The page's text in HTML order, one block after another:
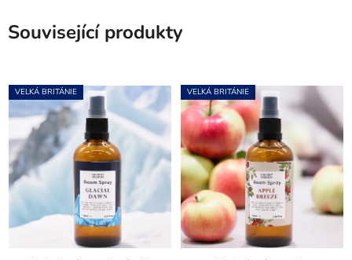
Související produkty
VELKÁ BRITÁNIE VELKÁ BRITÁNIE